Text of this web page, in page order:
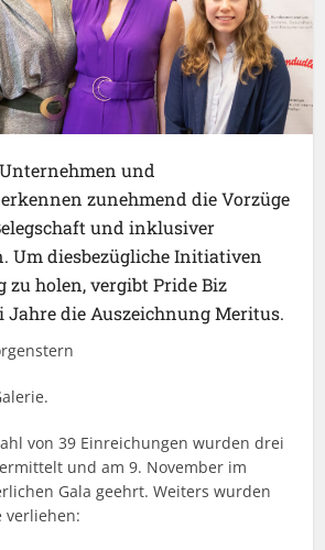
und
zunehmend die Vorzüge
und inklusiver
Um diesbezügliche Initiativen
zu holen, vergibt Pride Biz
Jahre die Auszeichnung Meritus.
von 39 Einreichungen wurden drei
und am 9. November im
Gala geehrt. Weiters wurden
verliehen: